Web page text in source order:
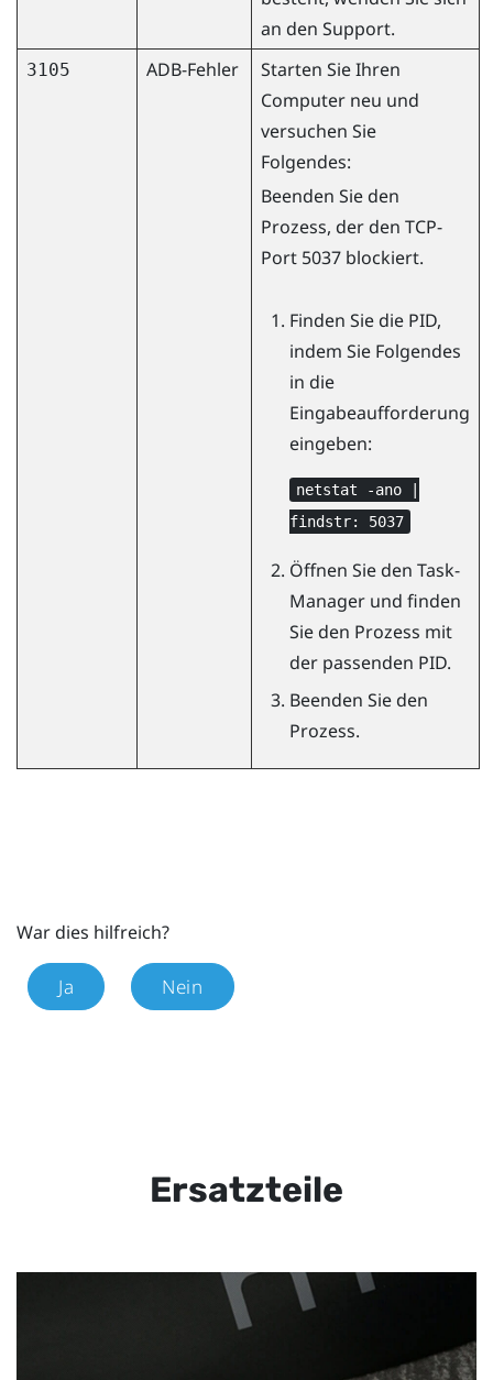
an den Support.
3105 ADB-Fehler
Starten Sie Ihren
Computer neu und
versuchen Sie
Folgendes:
Beenden Sie den
Prozess, der den TCP-
Port 5037 blockiert.
Finden Sie die PID,
indem Sie Folgendes
in die
Eingabeaufforderung
eingeben:
netstat -ano |
findstr: 5037
Öffnen Sie den Task-
Manager und finden
Sie den Prozess mit
der passenden PID.
Beenden Sie den
Prozess.
War dies hilfreich?
Ja Nein
Ersatzteile